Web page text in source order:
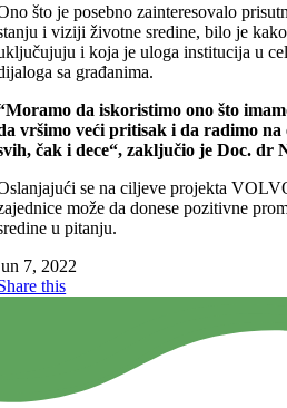
što je posebno zainteresovalo
i viziji životne sredine, bilo je
i koja je uloga institucija u
sa građanima.
da iskoristimo ono što
vršimo veći pritisak i da radimo
čak i dece“, zaključio je Doc. dr
se na ciljeve projekta
može da donese pozitivne
u pitanju.
7, 2022
this